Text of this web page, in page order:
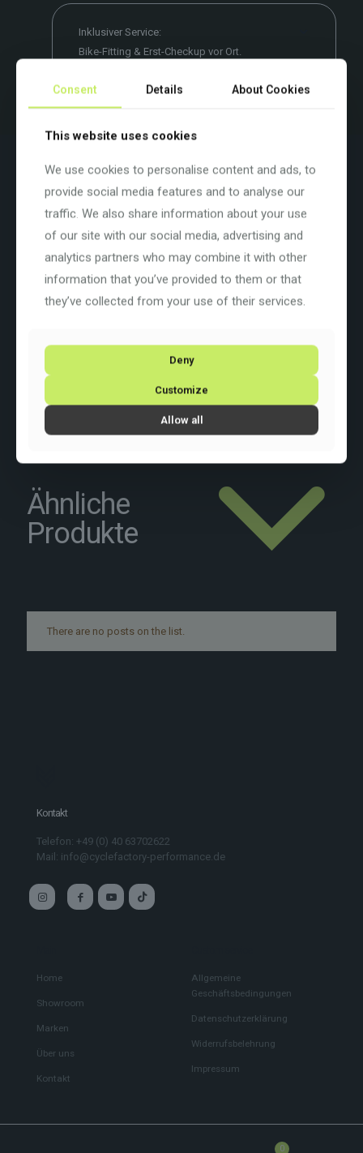
EQ
HP2
Inklusiver Service:
Bike-Fitting & Erst-Checkup vor Ort.
Beispielbild. Farben und Ausstattung variieren.
Gravel-Abenteuer, Pendeln oder Radreisen – das Crossfire Gravel
hat viele Gesichter, eignet sich für mehr als eine Gelegenheit und
ist für jeden Anspruch der ideale Begleiter. Das Adventure-Bike
verbindet sportliches Fahren mit purer Abenteuerlust und
reinsten Entdecker-Genen
Farbe: Grau
Basisfarbe: Grau
Rahmengrösse: XXL
Rahmenmaterial:Aluminium
Schaltung: Shimano GRX400/Tiagra 2×10
Ähnliche
Produkte
There are no posts on the list.
Kontakt
Telefon: +49 (0) 40 63702622
Mail: info@cyclefactory-performance.de
Home
Showroom
Marken
Über uns
Kontakt
Allgemeine
Geschäftsbedingungen
Datenschutzerklärung
Widerrufsbelehrung
Impressum
0
Consent Details About Cookies
This website uses cookies
We use cookies to personalise content and ads, to
provide social media features and to analyse our
traffic. We also share information about your use
of our site with our social media, advertising and
analytics partners who may combine it with other
information that you’ve provided to them or that
they’ve collected from your use of their services.
Deny
Customize
Allow all